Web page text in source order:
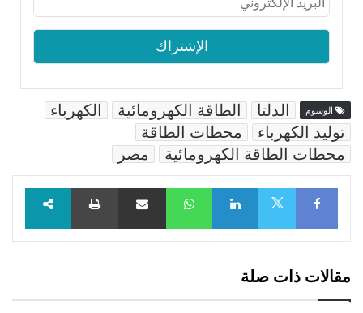
الوسوم الدلتا الطاقة الكهرومائية
الكهرباء
توليد الكهرباء
محطات الطاقة
محطات الطاقة الكهرومائية
مصر
Facebook
LinkedIn
WhatsAppمشاركة عبر البريد طباعة
مقالات ذات صلة